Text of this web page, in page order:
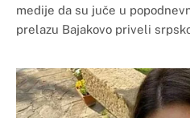
medije da su juče u
prelazu Bajakovo priveli